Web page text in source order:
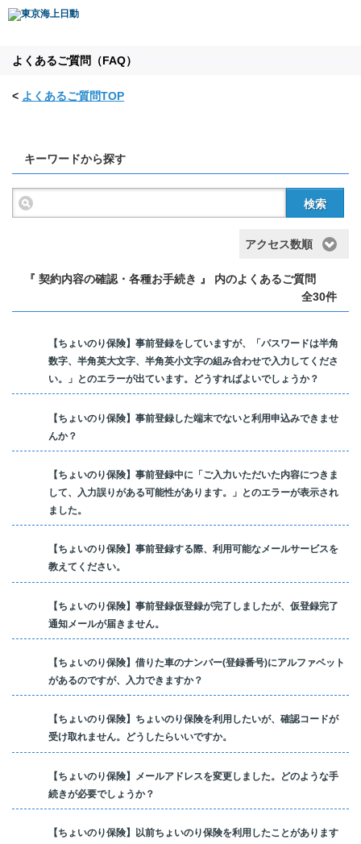
よくあるご質問（FAQ）
< よくあるご質問TOP
キーワードから探す
検索
アクセス数順
『 契約内容の確認・各種お手続き 』 内のよくあるご質問
全30件
【ちょいのり保険】事前登録をしていますが、「パスワードは半角
数字、半角英大文字、半角英小文字の組み合わせで入力してくださ
い。」とのエラーが出ています。どうすればよいでしょうか？
【ちょいのり保険】事前登録した端末でないと利用申込みできませ
んか？
【ちょいのり保険】事前登録中に「ご入力いただいた内容につきま
して、入力誤りがある可能性があります。」とのエラーが表示され
ました。
【ちょいのり保険】事前登録する際、利用可能なメールサービスを
教えてください。
【ちょいのり保険】事前登録仮登録が完了しましたが、仮登録完了
通知メールが届きません。
【ちょいのり保険】借りた車のナンバー(登録番号)にアルファベット
があるのですが、入力できますか？
【ちょいのり保険】ちょいのり保険を利用したいが、確認コードが
受け取れません。どうしたらいいですか。
【ちょいのり保険】メールアドレスを変更しました。どのような手
続きが必要でしょうか？
【ちょいのり保険】以前ちょいのり保険を利用したことがあります